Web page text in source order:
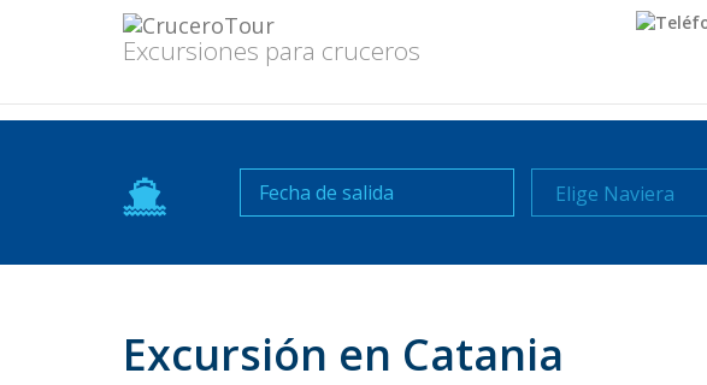
Excursiones para cruceros
Naviera
Excursión en Catania